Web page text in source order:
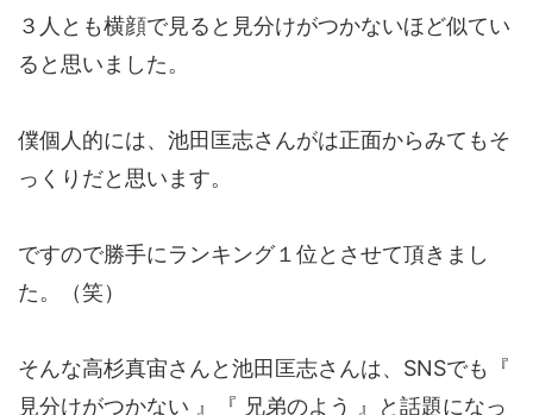
３人とも横顔で見ると見分けがつかないほど似てい
ると思いました。
僕個人的には、池田匡志さんがは正面からみてもそ
っくりだと思います。
ですので勝手にランキング１位とさせて頂きまし
た。（笑）
そんな高杉真宙さんと池田匡志さんは、SNSでも『
見分けがつかない 』『 兄弟のよう 』と話題になっ